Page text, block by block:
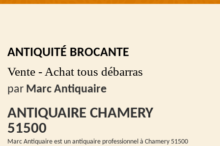
ANTIQUITÉ BROCANTE
Vente - Achat tous débarras
par Marc Antiquaire
ANTIQUAIRE CHAMERY
51500
Marc Antiquaire est un antiquaire professionnel à Chamery 51500